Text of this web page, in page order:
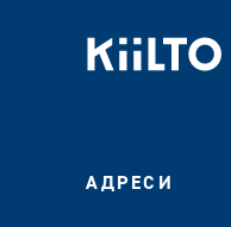
АДРЕСИ